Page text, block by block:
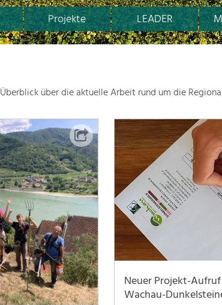
Projekte LEADER
über die aktuelle Arbeit rund um die
Neuer Projekt-Aufruf
Wachau-